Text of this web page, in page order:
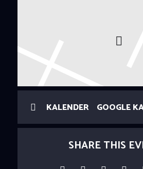
KALENDER GOOGLE
SHARE THIS